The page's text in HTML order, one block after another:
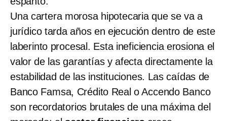
Una cartera morosa hipotecaria que se va a
jurídico tarda años en ejecución dentro de este
laberinto procesal. Esta ineficiencia erosiona el
valor de las garantías y afecta directamente la
estabilidad de las instituciones. Las caídas de
Banco Famsa, Crédito Real o Accendo Banco
son recordatorios brutales de una máxima del